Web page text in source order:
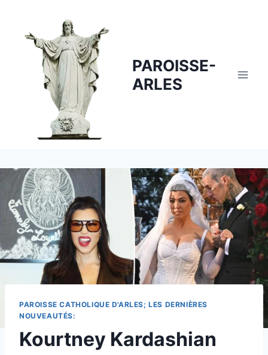
content
PAROISSE-
ARLES
PAROISSE CATHOLIQUE D'ARLES; LES DERNIÈRES
NOUVEAUTÉS:
Kourtney Kardashian